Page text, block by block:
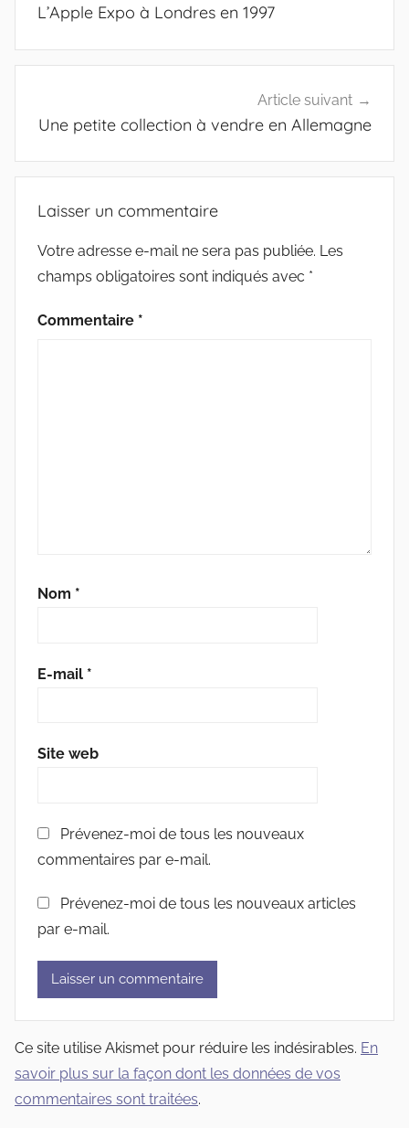
L’Apple Expo à Londres en 1997
Article suivant
Une petite collection à vendre en Allemagne
Laisser un commentaire
Votre adresse e-mail ne sera pas publiée. Les
champs obligatoires sont indiqués avec *
Commentaire *
Nom *
E-mail *
Site web
Prévenez-moi de tous les nouveaux
commentaires par e-mail.
Prévenez-moi de tous les nouveaux articles
par e-mail.
Ce site utilise Akismet pour réduire les indésirables. En
savoir plus sur la façon dont les données de vos
commentaires sont traitées.